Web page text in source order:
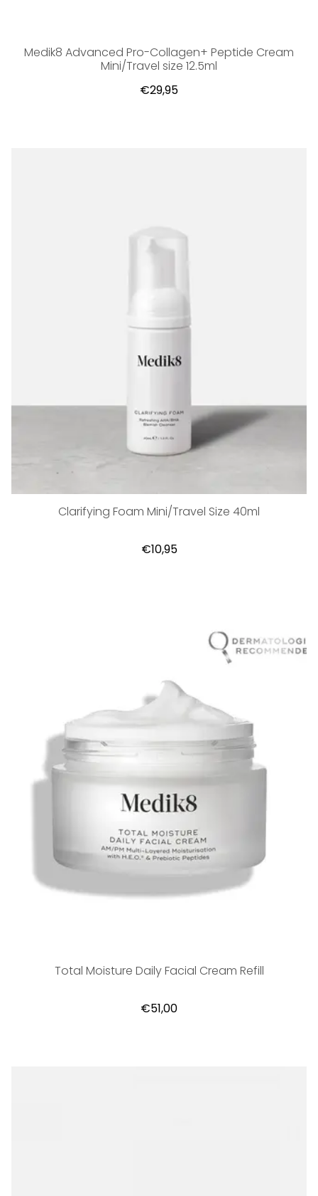
Medik8 Advanced Pro-Collagen+ Peptide Cream
Mini/Travel size 12.5ml
€29,95
Clarifying Foam Mini/Travel Size 40ml
€10,95
Total Moisture Daily Facial Cream Refill
€51,00